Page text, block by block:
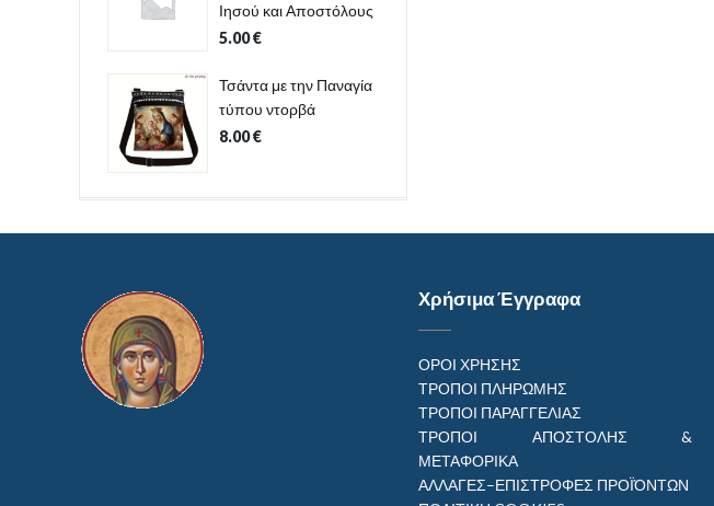
Ιησού και Αποστόλους
5.00€
Τσάντα με την Παναγία
τύπου ντορβά
8.00€
Χρήσιμα Έγγραφα
ΟΡΟΙ ΧΡΗΣΗΣ
ΤΡΟΠΟΙ ΠΛΗΡΩΜΗΣ
ΤΡΟΠΟΙ ΠΑΡΑΓΓΕΛΙΑΣ
ΤΡΟΠΟΙ ΑΠΟΣΤΟΛΗΣ &
ΜΕΤΑΦΟΡΙΚΑ
ΑΛΛΑΓΕΣ–ΕΠΙΣΤΡΟΦΕΣ ΠΡΟΪΌΝΤΩΝ